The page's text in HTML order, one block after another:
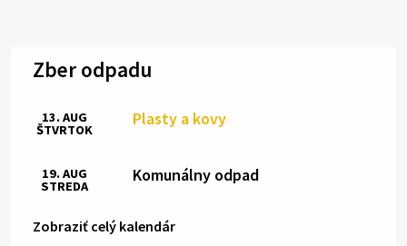
Zber odpadu
Plasty a kovy
13. AUG
ŠTVRTOK
Komunálny odpad
19. AUG
STREDA
Zobraziť celý kalendár